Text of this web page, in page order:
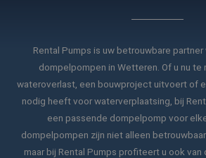
Rental Pumps is uw betrouwbare partner
dompelpompen in Wetteren. Of u nu
wateroverlast, een bouwproject uitvoert of
nodig heeft voor waterverplaatsing, bij
een passende dompelpomp voor
dompelpompen zijn niet alleen
maar bij Rental Pumps profiteert u ook